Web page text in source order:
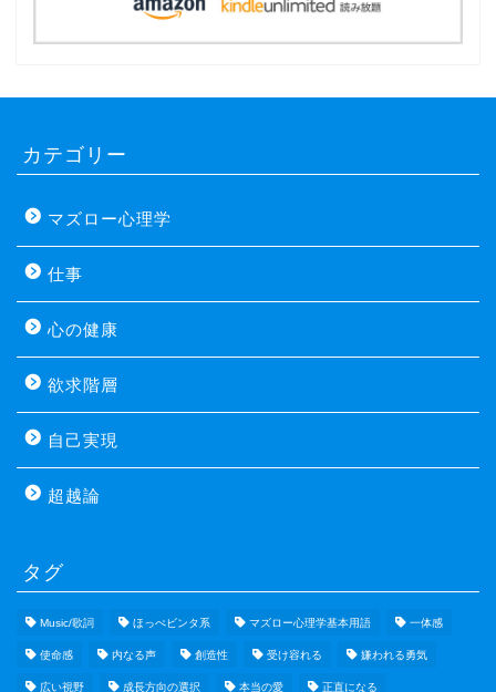
カテゴリー
マズロー心理学
仕事
心の健康
欲求階層
自己実現
超越論
タグ
Music/歌詞 ほっぺビンタ系 マズロー心理学基本用語 一体感
使命感 内なる声 創造性 受け容れる 嫌われる勇気
広い視野 成長方向の選択 本当の愛 正直になる